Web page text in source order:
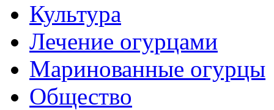
Культура
Лечение огурцами
Маринованные огурцы
Общество